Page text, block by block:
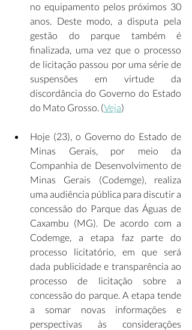
no equipamento pelos próximos 30
anos. Deste modo, a disputa pela
gestão do parque também é
finalizada, uma vez que o processo
de licitação passou por uma série de
suspensões em virtude da
discordância do Governo do Estado
do Mato Grosso. (Veja)
Hoje (23), o Governo do Estado de
Minas Gerais, por meio da
Companhia de Desenvolvimento de
Minas Gerais (Codemge), realiza
uma audiência pública para discutir a
concessão do Parque das Águas de
Caxambu (MG). De acordo com a
Codemge, a etapa faz parte do
processo licitatório, em que será
dada publicidade e transparência ao
processo de licitação sobre a
concessão do parque. A etapa tende
a somar novas informações e
perspectivas às considerações